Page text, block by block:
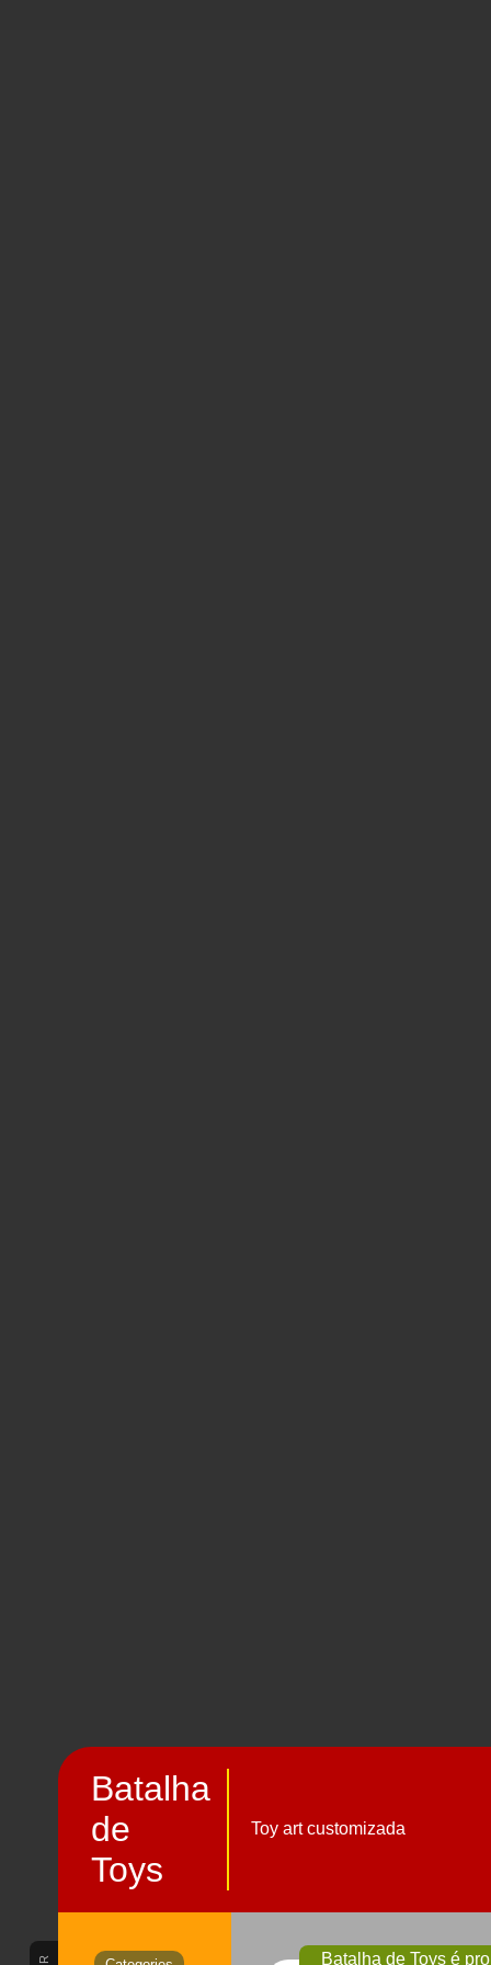
Batalha
de
Toys
Toy art customizada
Batalha de Toys é